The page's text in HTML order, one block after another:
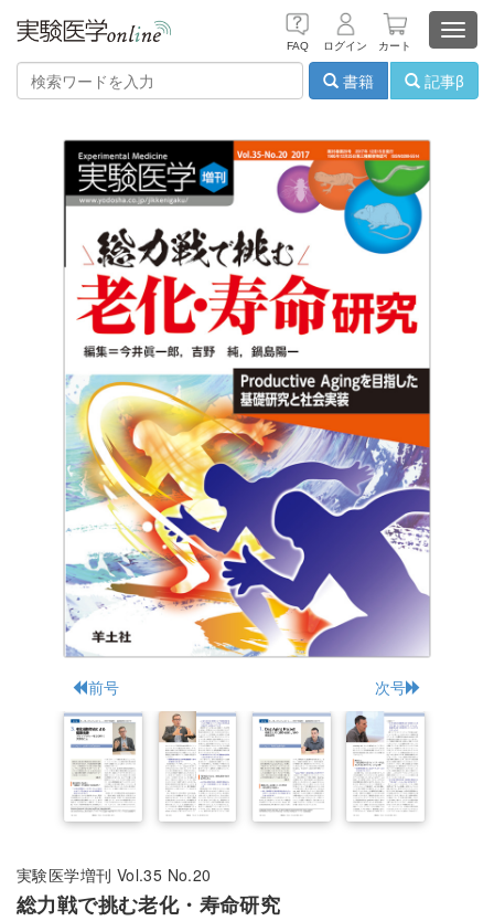
FAQ ログイン カート
書籍
記事β
前号 次号
実験医学増刊 Vol.35 No.20
総力戦で挑む老化・寿命研究